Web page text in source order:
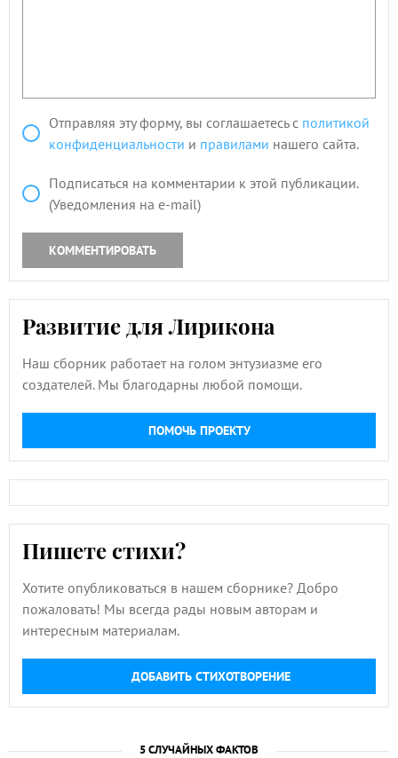
Отправляя эту форму, вы соглашаетесь с политикой
конфиденциальности и правилами нашего сайта.
Подписаться на комментарии к этой публикации.
(Уведомления на e-mail)
КОММЕНТИРОВАТЬ
Развитие для Лирикона
Наш сборник работает на голом энтузиазме его
создателей. Мы благодарны любой помощи.
ПОМОЧЬ ПРОЕКТУ
Пишете стихи?
Хотите опубликоваться в нашем сборнике? Добро
пожаловать! Мы всегда рады новым авторам и
интересным материалам.
ДОБАВИТЬ СТИХОТВОРЕНИЕ
5 СЛУЧАЙНЫХ ФАКТОВ